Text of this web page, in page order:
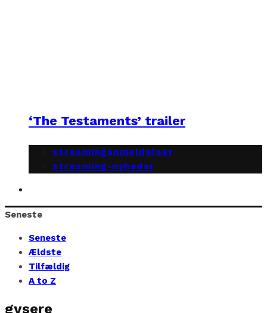
‘The Testaments’ trailer
streaminganmeldelser
streaming-nyheder
Seneste
Seneste
Ældste
Tilfældig
A to Z
gysere